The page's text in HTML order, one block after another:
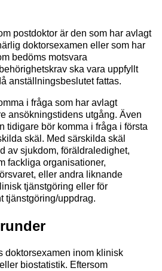
postdoktor är den som har avlagt
doktorsexamen eller som har
bedöms motsvara
ska vara uppfyllt
anställningsbeslutet fattas.
i fråga som har avlagt
ansökningstidens utgång. Även
tidigare bör komma i fråga i första
skäl. Med särskilda skäl
av sjukdom, föräldraledighet,
fackliga organisationer,
eller andra liknande
tjänstgöring eller för
tjänstgöring/uppdrag.
doktorsexamen inom klinisk
biostatistik. Eftersom